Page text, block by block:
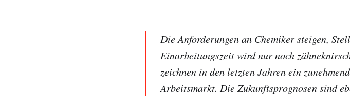
Die Anforderungen an Chemiker steigen,
Einarbeitungszeit wird nur noch
zeichnen in den letzten Jahren ein
Arbeitsmarkt. Die Zukunftsprognosen sind